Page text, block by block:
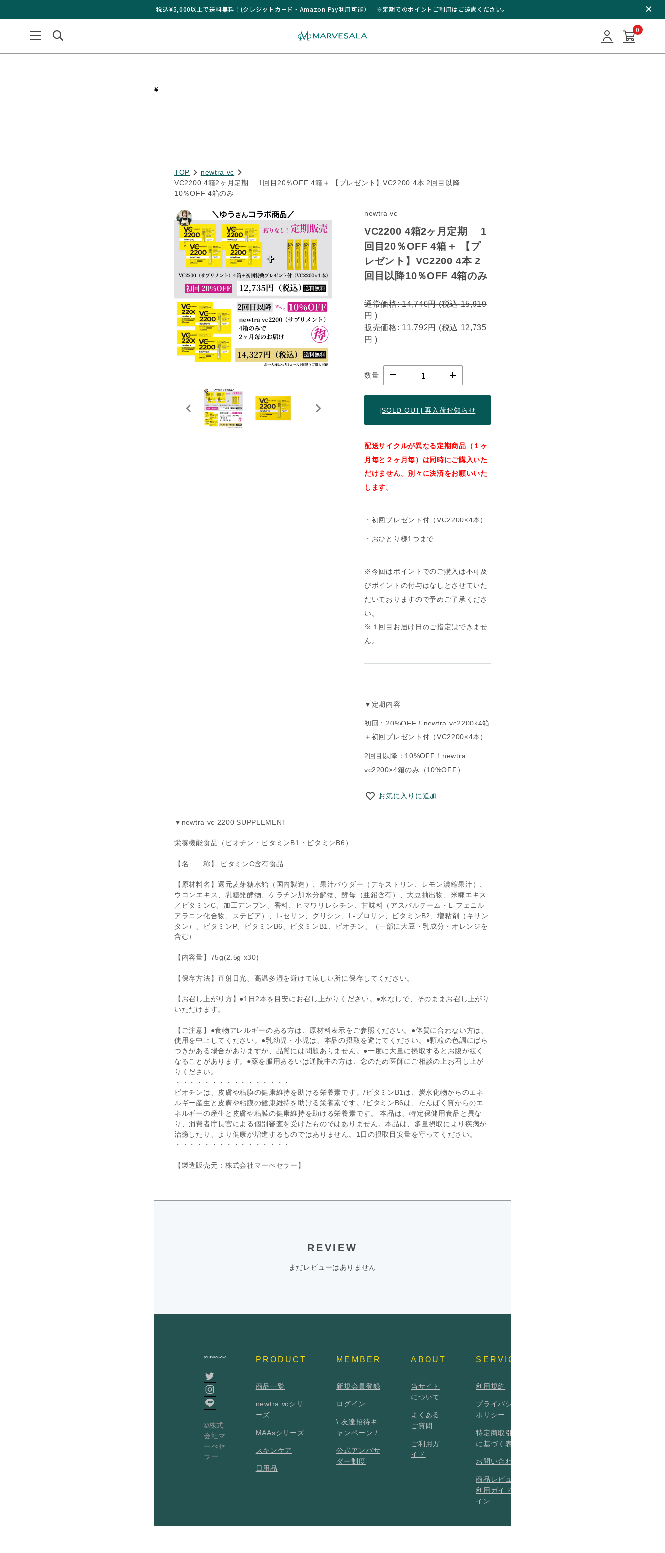
税込¥5,000以上で送料無料！(クレジットカード・Amazon Pay利用可能） ※定期でのポイントご利用はご遠慮ください。
0
税込¥5,000以上で送料無料！(クレジットカード・Amazon Pay利用可能） ※定期でのポイントご利用はご遠慮ください。
0
¥
TOP
newtra vc
VC2200 4箱2ヶ月定期 1回目20％OFF 4箱＋ 【プレゼント】VC2200 4本 2回目以降
10％OFF 4箱のみ
newtra vc
VC2200 4箱2ヶ月定期 1
回目20％OFF 4箱＋ 【プ
レゼント】VC2200 4本 2
回目以降10％OFF 4箱のみ
通常価格:14,740円(税込15,919
円)
販売価格: 11,792円 (税込 12,735
円 )
数量
[SOLD OUT] 再入荷お知らせ
配送サイクルが異なる定期商品（１ヶ
月毎と２ヶ月毎）は同時にご購入いた
だけません。別々に決済をお願いいた
します。
・初回プレゼント付（VC2200×4本）
・おひとり様1つまで
※今回はポイントでのご購入は不可及
びポイントの付与はなしとさせていた
だいておりますので予めご了承くださ
い。
※１回目お届け日のご指定はできませ
ん。
▼定期内容
初回：20%OFF！newtra vc2200×4箱
＋初回プレゼント付（VC2200×4本）
2回目以降：10%OFF！newtra
vc2200×4箱のみ（10%OFF）
お気に入りに追加
▼newtra vc 2200 SUPPLEMENT
栄養機能食品（ビオチン・ビタミンB1・ビタミンB6）
【名 称】 ビタミンC含有食品
【原材料名】還元麦芽糖水飴（国内製造）、果汁パウダー（デキストリン、レモン濃縮果汁）、
ウコンエキス、乳糖発酵物、ケラチン加水分解物、酵母（亜鉛含有）、大豆抽出物、米糠エキス
／ビタミンC、加工デンブン、香料、ヒマワリレシチン、甘味料（アスパルテーム・L-フェニル
アラニン化合物、ステビア）、L-セリン、グリシン、L-プロリン、ビタミンB2、増粘剤（キサン
タン）、ビタミンP、ビタミンB6、ビタミンB1、ビオチン、（一部に大豆・乳成分・オレンジを
含む）
【内容量】75g(2.5g x30)
【保存方法】直射日光、高温多湿を避けて涼しい所に保存してください。
【お召し上がり方】●1日2本を目安にお召し上がりください。●水なしで、そのままお召し上がり
いただけます。
【ご注意】●食物アレルギーのある方は、原材料表示をご参照ください。●体質に合わない方は、
使用を中止してください。●乳幼児・小児は、本品の摂取を避けてください。●顆粒の色調にばら
つきがある場合がありますが、品質には問題ありません。●一度に大量に摂取するとお腹が緩く
なることがあります。●薬を服用あるいは通院中の方は、念のため医師にご相談の上お召し上が
りください。
・・・・・・・・・・・・・・・・
ビオチンは、皮膚や粘膜の健康維持を助ける栄養素です。/ビタミンB1は、炭水化物からのエネ
ルギー産生と皮膚や粘膜の健康維持を助ける栄養素です。/ビタミンB6は、たんぱく質からのエ
ネルギーの産生と皮膚や粘膜の健康維持を助ける栄養素です。 本品は、特定保健用食品と異な
り、消費者庁長官による個別審査を受けたものではありません。本品は、多量摂取により疾病が
治癒したり、より健康が増進するものではありません。1日の摂取目安量を守ってください。
・・・・・・・・・・・・・・・・
【製造販売元：株式会社マーべセラー】
REVIEW
まだレビューはありません
©株式
会社マ
ーべセ
ラー
PRODUCT
商品一覧
newtra vcシリ
ーズ
MAAsシリーズ
スキンケア
日用品
MEMBER
新規会員登録
ログイン
\ 友達招待キ
ャンペーン /
公式アンバサ
ダー制度
ABOUT
当サイト
について
よくある
ご質問
ご利用ガ
イド
SERVICE
利用規約
プライバシー
ポリシー
特定商取引法
に基づく表記
お問い合わせ
商品レビュー
利用ガイドラ
イン